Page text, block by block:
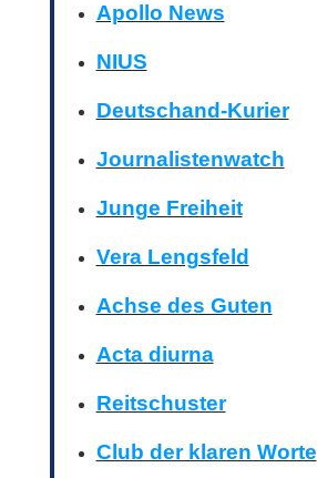
Apollo News
NIUS
Deutschand-Kurier
Journalistenwatch
Junge Freiheit
Vera Lengsfeld
Achse des Guten
Acta diurna
Reitschuster
Club der klaren Worte